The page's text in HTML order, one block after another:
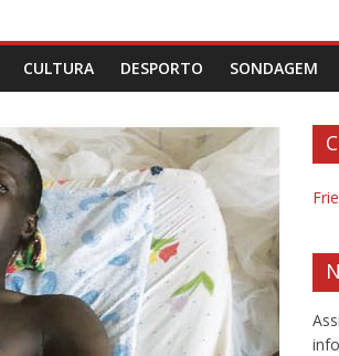
CULTURA DESPORTO SONDAGEM